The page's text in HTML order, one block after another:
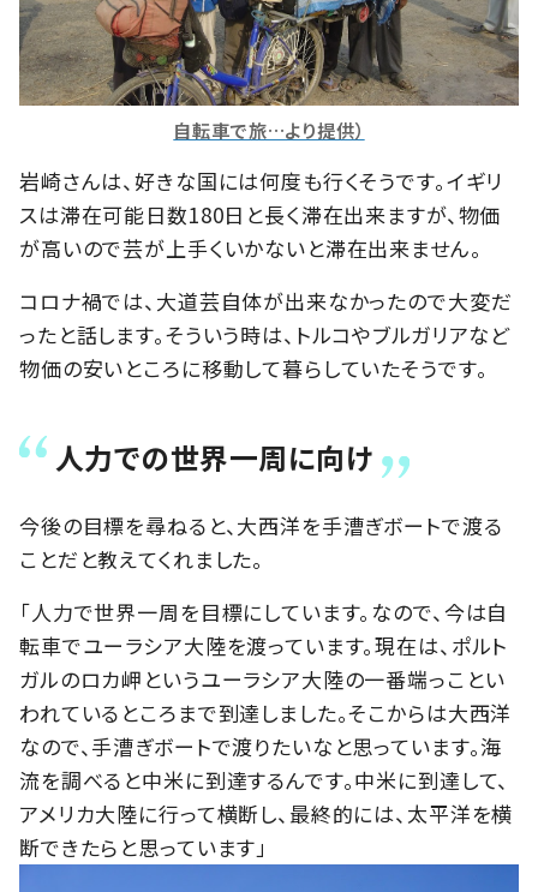
自転車で旅…より提供）
岩崎さんは、好きな国には何度も行くそうです。イギリ
スは滞在可能日数180日と長く滞在出来ますが、物価
が高いので芸が上手くいかないと滞在出来ません。
コロナ禍では、大道芸自体が出来なかったので大変だ
ったと話します。そういう時は、トルコやブルガリアなど
物価の安いところに移動して暮らしていたそうです。
人力での世界一周に向け
今後の目標を尋ねると、大西洋を手漕ぎボートで渡る
ことだと教えてくれました。
「人力で世界一周を目標にしています。なので、今は自
転車でユーラシア大陸を渡っています。現在は、ポルト
ガルのロカ岬というユーラシア大陸の一番端っことい
われているところまで到達しました。そこからは大西洋
なので、手漕ぎボートで渡りたいなと思っています。海
流を調べると中米に到達するんです。中米に到達して、
アメリカ大陸に行って横断し、最終的には、太平洋を横
断できたらと思っています」